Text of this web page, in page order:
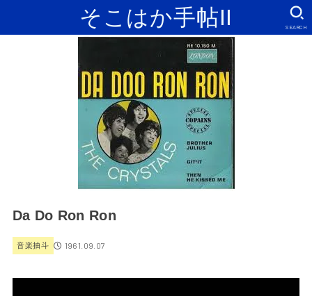
そこはか手帖II SEARCH
Da Do Ron Ron
音楽抽斗 1961.09.07